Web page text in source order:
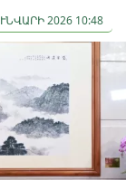
2026 10:48